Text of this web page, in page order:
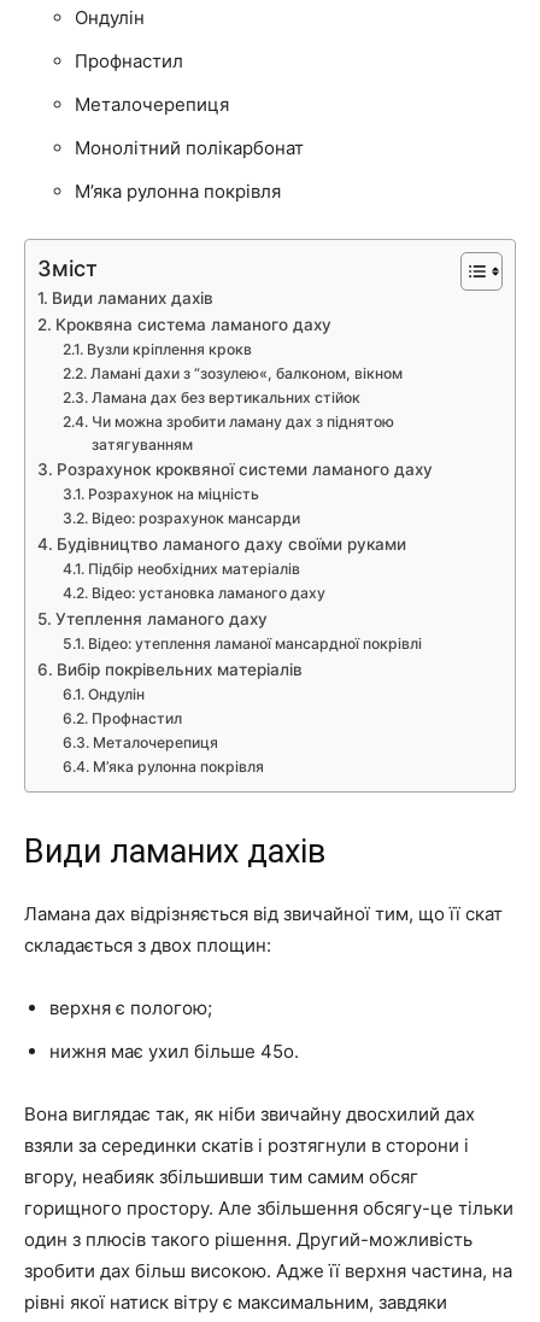
Ондулін
Профнастил
Металочерепиця
Монолітний полікарбонат
М’яка рулонна покрівля
Зміст
Види ламаних дахів
Кроквяна система ламаного даху
Вузли кріплення крокв
Ламані дахи з “зозулею«, балконом, вікном
Ламана дах без вертикальних стійок
Чи можна зробити ламану дах з піднятою
затягуванням
Розрахунок кроквяної системи ламаного даху
Розрахунок на міцність
Відео: розрахунок мансарди
Будівництво ламаного даху своїми руками
Підбір необхідних матеріалів
Відео: установка ламаного даху
Утеплення ламаного даху
Відео: утеплення ламаної мансардної покрівлі
Вибір покрівельних матеріалів
Ондулін
Профнастил
Металочерепиця
М’яка рулонна покрівля
Види ламаних дахів
Ламана дах відрізняється від звичайної тим, що її скат
складається з двох площин:
верхня є пологою;
нижня має ухил більше 45o.
Вона виглядає так, як ніби звичайну двосхилий дах
взяли за серединки скатів і розтягнули в сторони і
вгору, неабияк збільшивши тим самим обсяг
горищного простору. Але збільшення обсягу-це тільки
один з плюсів такого рішення. Другий-можливість
зробити дах більш високою. Адже її верхня частина, на
рівні якої натиск вітру є максимальним, завдяки